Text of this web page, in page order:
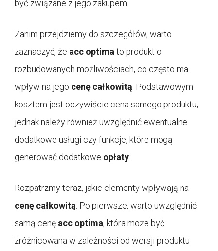
być związane z jego zakupem.
Zanim przejdziemy do szczegółów, warto
zaznaczyć, że acc optima to produkt o
rozbudowanych możliwościach, co często ma
wpływ na jego cenę całkowitą . Podstawowym
kosztem jest oczywiście cena samego produktu,
jednak należy również uwzględnić ewentualne
dodatkowe usługi czy funkcje, które mogą
generować dodatkowe opłaty
Rozpatrzmy teraz, jakie elementy wpływają na
cenę całkowitą . Po pierwsze, warto uwzględnić
samą cenę acc optima, która może być
zróżnicowana w zależności od wersji produktu